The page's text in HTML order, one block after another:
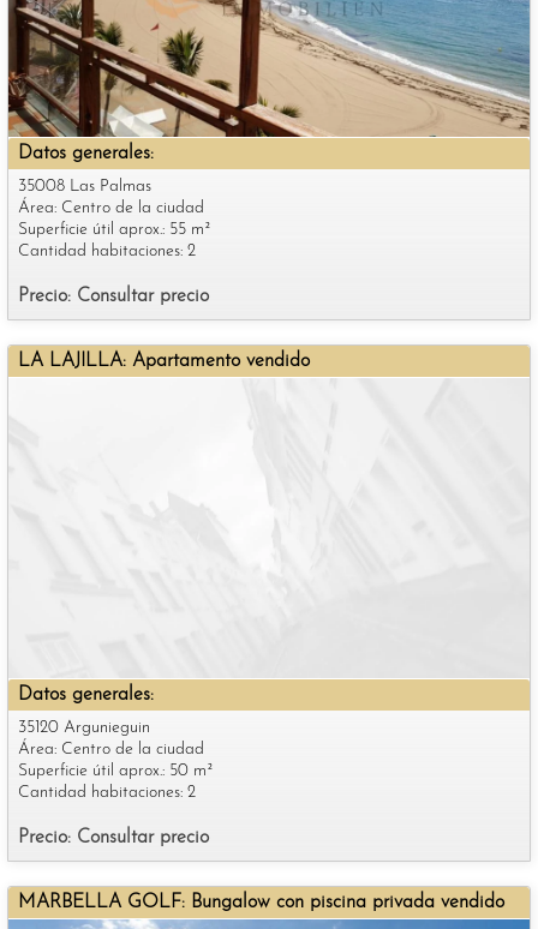
Datos generales:
35008 Las Palmas
Área: Centro de la ciudad
Precio: Consultar precio
Superficie útil aprox.: 55 m²
Cantidad habitaciones: 2
LA LAJILLA: Apartamento vendido
Datos generales:
35120 Argunieguin
Área: Centro de la ciudad
Precio: Consultar precio
Superficie útil aprox.: 50 m²
Cantidad habitaciones: 2
MARBELLA GOLF: Bungalow con piscina privada vendido